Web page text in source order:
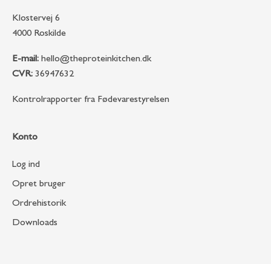
Klostervej 6
4000 Roskilde
E-mail: hello@theproteinkitchen.dk
CVR:36947632
Kontrolrapporter fra Fødevarestyrelsen
Konto
Log ind
Opret bruger
Ordrehistorik
Downloads